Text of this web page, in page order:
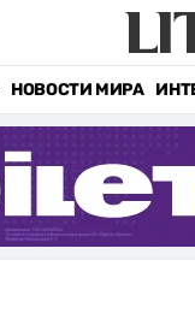
НОВОСТИ МИРА